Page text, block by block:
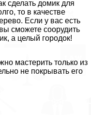
сделать домик для
то в качестве
Если у вас есть
сможете соорудить
а целый городок!
мастерить только из
не покрывать его